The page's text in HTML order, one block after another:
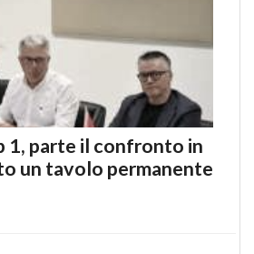
1, parte il confronto in
un tavolo permanente